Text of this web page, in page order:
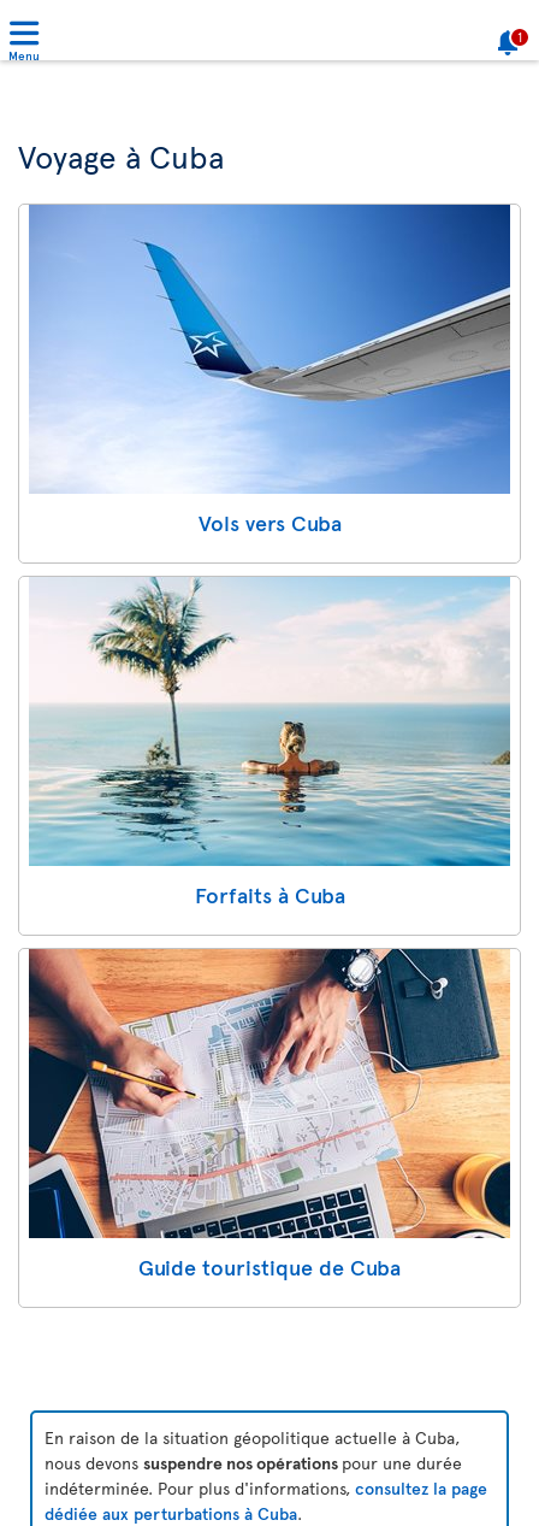
Menu
1
Voyage à Cuba
Vols vers Cuba
Forfaits à Cuba
Guide touristique de Cuba
En raison de la situation géopolitique actuelle à Cuba,
nous devons suspendre nos opérations pour une durée
indéterminée. Pour plus d'informations, consultez la page
dédiée aux perturbations à Cuba.